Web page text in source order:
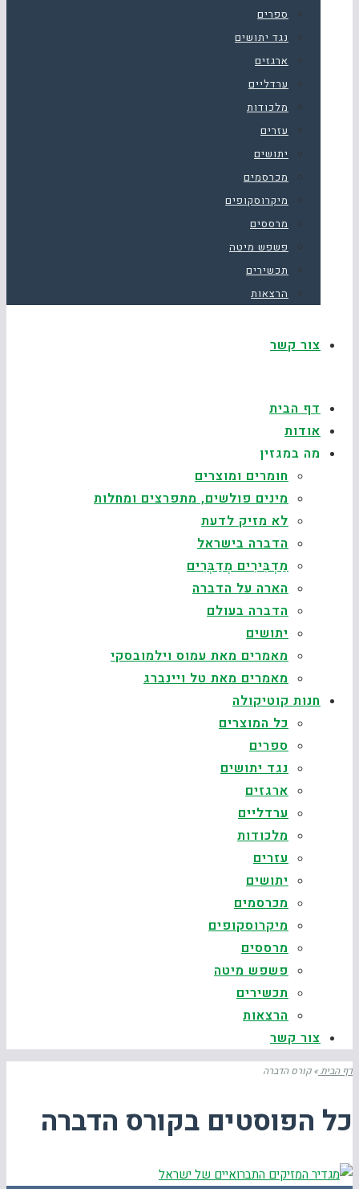
ספרים
נגד יתושים
ארגזים
ערדליים
מלכודות
עזרים
יתושים
מכרסמים
מיקרוסקופים
מרססים
פשפש מיטה
תכשירים
הרצאות
צור קשר
דף הבית
אודות
מה במגזין
חומרים ומוצרים
מינים פולשים, מתפרצים ומחלות
לא מזיק לדעת
הדברה בישראל
מַדְבִּירִים מְדַבְּרִים
הארה על הדברה
הדברה בעולם
יתושים
מאמרים מאת עמוס וילמובסקי
מאמרים מאת טל ויינברג
חנות קוטיקולה
כל המוצרים
ספרים
נגד יתושים
ארגזים
ערדליים
מלכודות
עזרים
יתושים
מכרסמים
מיקרוסקופים
מרססים
פשפש מיטה
תכשירים
הרצאות
צור קשר
דף הבית» קורס הדברה
כל הפוסטים בקורס הדברה